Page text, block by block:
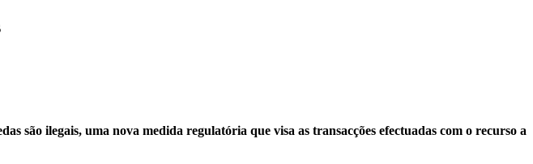
são ilegais, uma nova medida regulatória que visa as transacções efectuadas com o recurso a